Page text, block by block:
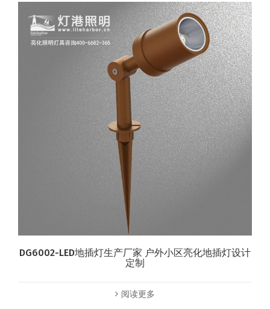
DG6002-LED地插灯生产厂家 户外小区亮化地插灯设计
定制
阅读更多